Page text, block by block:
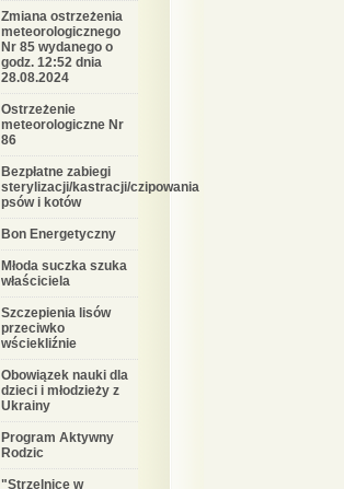
Zmiana ostrzeżenia
meteorologicznego
Nr 85 wydanego o
godz. 12:52 dnia
28.08.2024
Ostrzeżenie
meteorologiczne Nr
86
Bezpłatne zabiegi
sterylizacji/kastracji/czipowania
psów i kotów
Bon Energetyczny
Młoda suczka szuka
właściciela
Szczepienia lisów
przeciwko
wściekliźnie
Obowiązek nauki dla
dzieci i młodzieży z
Ukrainy
Program Aktywny
Rodzic
"Strzelnice w